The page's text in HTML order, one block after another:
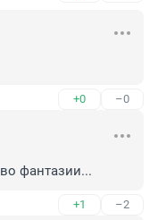
+0 –0
фантазии...
+1 –2